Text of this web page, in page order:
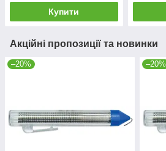
Купити
Акційні пропозиції та новинки
–20% –20%